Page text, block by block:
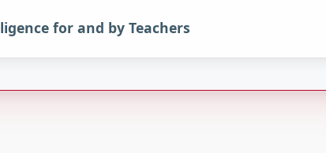
for and by Teachers